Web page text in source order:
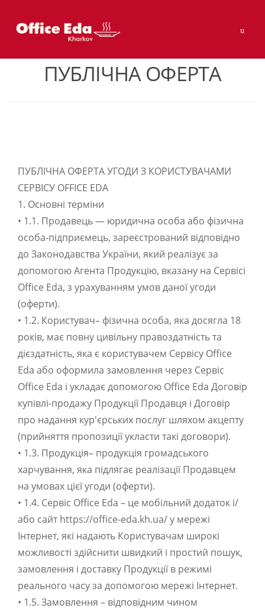
Skip
navigation
Skip
content
ПУБЛІЧНА ОФЕРТА
ПУБЛІЧНА ОФЕРТА УГОДИ З КОРИСТУВАЧАМИ
СЕРВІСУ OFFICE EDA
1. Основні терміни
• 1.1. Продавець — юридична особа або фізична
особа-підприємець, зареєстрований відповідно
до Законодавства України, який реалізує за
допомогою Агента Продукцію, вказану на Сервісі
Office Eda, з урахуванням умов даної угоди
(оферти).
• 1.2. Користувач– фізична особа, яка досягла 18
років, має повну цивільну правоздатність та
дієздатність, яка є користувачем Сервісу Office
Eda або оформила замовлення через Сервіс
Office Eda і укладає допомогою Office Eda Договір
купівлі-продажу Продукції Продавця і Договір
про надання кур'єрських послуг шляхом акцепту
(прийняття пропозиції укласти такі договори).
• 1.3. Продукція– продукція громадського
харчування, яка підлягає реалізації Продавцем
на умовах цієї угоди (оферти).
• 1.4. Сервіс Office Eda – це мобільний додаток і/
або сайт https://office-eda.kh.ua/ у мережі
Інтернет, які надають Користувачам широкі
можливості здійснити швидкий і простий пошук,
замовлення і доставку Продукції в режимі
реального часу за допомогою мережі Інтернет.
• 1.5. Замовлення – відповідним чином